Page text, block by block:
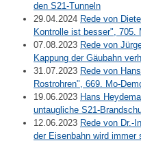
den S21-Tunneln
29.04.2024 Rede von
Kontrolle ist besser", 705.
07.08.2023 Rede von
Kappung der Gäubahn
31.07.2023 Rede von
Rostrohren", 669. Mo-
19.06.2023 Hans
untaugliche S21-
12.06.2023 Rede von Dr.-
der Eisenbahn wird immer